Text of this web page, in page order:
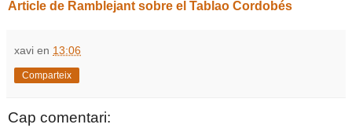
Article de Ramblejant sobre el Tablao Cordobés
xavi en 13:06
Comparteix
Cap comentari: